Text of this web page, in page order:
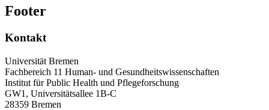
Footer
Kontakt
Universität Bremen
Fachbereich 11 Human- und Gesundheitswissenschaften
Institut für Public Health und Pflegeforschung
GW1, Universitätsallee 1B-C
28359 Bremen